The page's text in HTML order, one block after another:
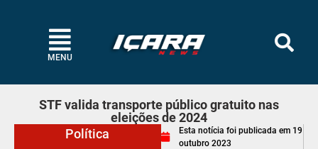
MENU
STF valida transporte público gratuito nas
eleições de 2024
Política
Esta notícia foi publicada em 19
outubro 2023